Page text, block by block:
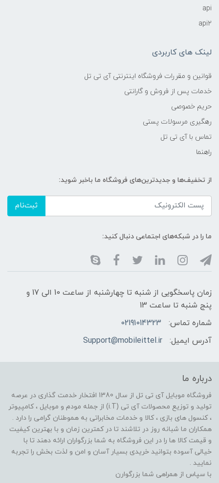
api
api2
لینک های کاربردی
قوانین و مقررات فروشگاه اینترنتی آی تی تل
خدمات پس از فروش و گارانتی
حریم خصوصی
رهگیری مرسولات پستی
تماس با آی تی تل
راهنما
از تخفیف‌ها و جدیدترین‌های فروشگاه ما باخبر شوید:
ثبت‌نام
ما را در شبکه‌های اجتماعی دنبال کنید:
زمان پاسخگویی از شنبه تا چهارشنبه از ساعت 10 الی 17 و
پنج شنبه تا ساعت 13
شماره تماس:
02191014323
آدرس ایمیل:
Support@mobileittel.ir
درباره ما
فروشگاه موبایل آی تی تل از سال 1380 افتخار خدمت گذاری در عرصه
تولید و توزیع محصولات آی تی (i.T) از جمله مودم و موبایل ، کامپیوتر
، کنسول های بازی ، کالا و خدمات مخابراتی به هموطنان گرامی را دارد .
همکاران ما شبانه روز در تلاشند تا در کمترین زمان و با بهترین کیفیت
و قیمت کالا ها را در این فروشگاه به شما بزرگواران ارائه دهند تا با
خیالی آسوده بتوانید خریدی بسیار آسان و امن و لذت بخش را تجربه
نمایید .
با سپاس از همراهی شما بزرگوارن